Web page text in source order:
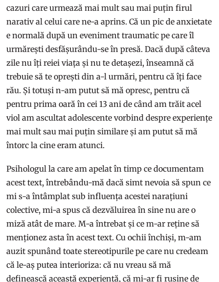
cazuri care urmează mai mult sau mai puțin firul
narativ al celui care ne-a aprins. Că un pic de anxietate
e normală după un eveniment traumatic pe care îl
urmărești desfășurându-se în presă. Dacă după câteva
zile nu îți reiei viața și nu te detașezi, înseamnă că
trebuie să te oprești din a-l urmări, pentru că îți face
rău. Și totuși n-am putut să mă opresc, pentru că
pentru prima oară în cei 13 ani de când am trăit acel
viol am ascultat adolescente vorbind despre experiențe
mai mult sau mai puțin similare și am putut să mă
întorc la cine eram atunci.
Psihologul la care am apelat în timp ce documentam
acest text, întrebându-mă dacă simt nevoia să spun ce
mi s-a întâmplat sub influența acestei narațiuni
colective, mi-a spus că dezvăluirea în sine nu are o
miză atât de mare. M-a întrebat și ce m-ar reține să
menționez asta în acest text. Cu ochii închiși, m-am
auzit spunând toate stereotipurile pe care nu credeam
că le-aș putea interioriza: că nu vreau să mă
definească această experiență, că mi-ar fi rușine de